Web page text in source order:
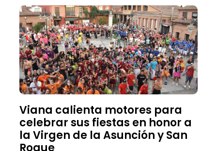
Viana calienta motores para
celebrar sus fiestas en honor a
la Virgen de la Asunción y San